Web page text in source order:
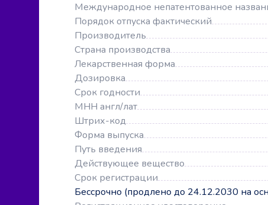
Международное непатентованное
Порядок отпуска фактический
Производитель
Страна производства
Лекарственная форма
Дозировка
Срок годности
МНН англ/лат
Штрих-код
Форма выпуска
Путь введения
Действующее вещество
Срок регистрации
Бессрочно (продлено до 24.12.2030 на